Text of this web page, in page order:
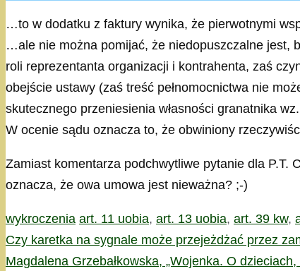
…to w dodatku z faktury wynika, że pierwotnymi
…ale nie można pomijać, że niedopuszczalne jest,
roli reprezentanta organizacji i kontrahenta, zaś
obejście ustawy (zaś treść pełnomocnictwa nie
skutecznego przeniesienia własności granatnika
W ocenie sądu oznacza to, że obwiniony
Zamiast komentarza podchwytliwe pytanie dla P.T.
oznacza, że owa umowa jest nieważna? ;-)
Kategorie
wykroczenia Tagi
art. 11 uobia, art. 13 uobia, art. 39 kw,
Czy karetka na sygnale może przejeżdżać przez
Magdalena Grzebałkowska, „Wojenka. O